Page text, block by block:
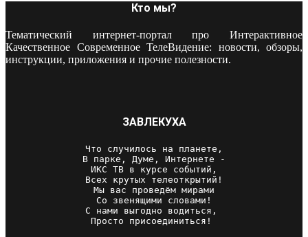
Кто мы?
Тематический интернет-портал про Интерактивное
Качественное Современное ТелеВидение: новости, обзоры,
инструкции, приложения и прочие полезности.
ЗАВЛЕКУХА
Что случилось на планете,
В парке, Думе, Интернете -
ИКС ТВ в курсе событий,
Всех крутых телеоткрытий!
Мы вас проведём мирами
Со звенящими словами!
С нами выгодно водиться,
Просто присоединиться!